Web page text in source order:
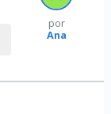
por
Ana